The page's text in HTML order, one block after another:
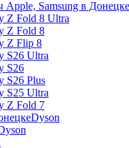
Z Fold 8 Ultra
Z Fold 8
Z Flip 8
S26 Ultra
S26
S26 Plus
S25 Ultra
Z Fold 7
Dyson